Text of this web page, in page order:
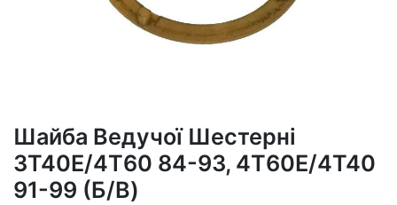
Шайба Ведучої Шестерні
3T40E/4T60 84-93, 4T60E/4T40
91-99 (Б/В)